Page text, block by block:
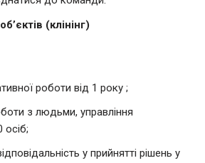
(клінінг)
роботи від 1 року ;
з людьми, управління
осіб;
у прийнятті рішень у